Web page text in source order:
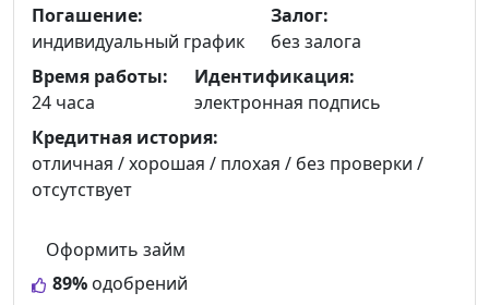
89% одобрений
Оформить займ
Погашение:
индивидуальный график
Залог:
без залога
Время работы:
24 часа
Идентификация:
электронная подпись
Кредитная история:
отличная / хорошая / плохая / без проверки /
отсутствует